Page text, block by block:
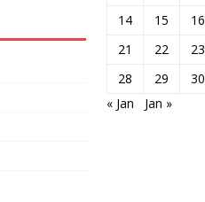
14
15 16
21
22 23
28
29 30
« Jan
Jan »